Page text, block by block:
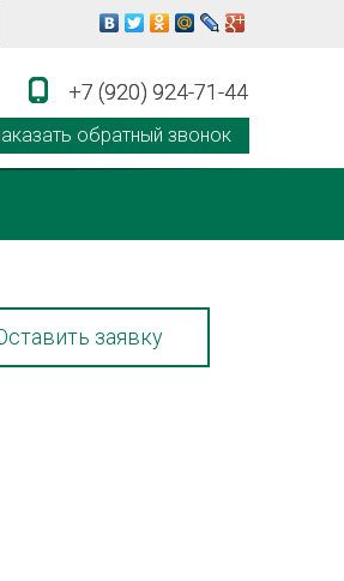
+7 (920) 924-71-44
обратный звонок
+7 (920) 924-71-44
заявку